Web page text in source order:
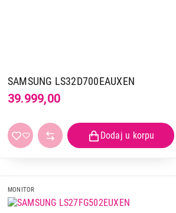
SAMSUNG LS32D700EAUXEN
39.999,00
MONITOR